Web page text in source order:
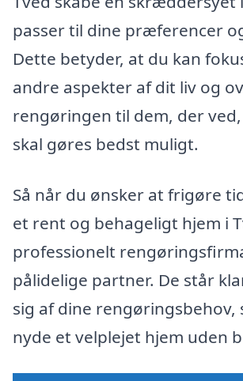
passer til dine præferencer
Dette betyder, at du kan
andre aspekter af dit liv og
rengøringen til dem, der
skal gøres bedst muligt.
Så når du ønsker at frigøre
et rent og behageligt hjem i
professionelt
pålidelige partner. De står
sig af dine rengøringsbehov,
nyde et velplejet hjem uden